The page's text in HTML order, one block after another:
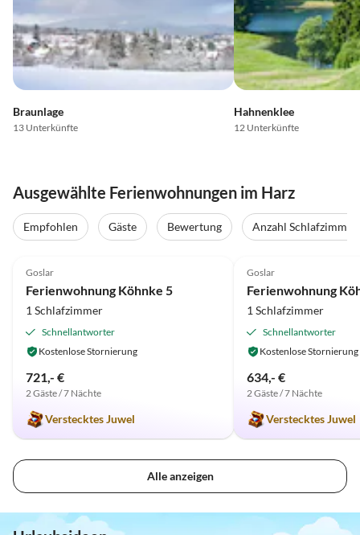
Braunlage
13 Unterkünfte
Hahnenklee
12 Unterkünfte
Ausgewählte Ferienwohnungen im Harz
Empfohlen Gäste Bewertung Anzahl Schlafzimmer
Goslar
Ferienwohnung Köhnke 5
1 Schlafzimmer
Schnellantworter
Kostenlose Stornierung
721,- €
2 Gäste / 7 Nächte
Verstecktes Juwel
Goslar
Ferienwohnung
1 Schlafzimmer
Schnellantworter
Kostenlose Stornierung
634,- €
2 Gäste / 7 Nächte
Verstecktes Juwel
Alle anzeigen